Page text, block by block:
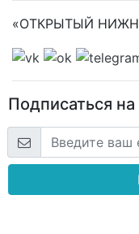
«ОТКРЫТЫЙ
Подписаться на